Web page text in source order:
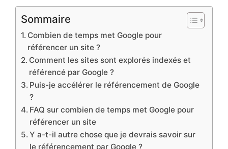
Sommaire
Combien de temps met Google pour
référencer un site ?
Comment les sites sont explorés indexés et
référencé par Google ?
Puis-je accélérer le référencement de Google
?
FAQ sur combien de temps met Google pour
référencer un site
Y a-t-il autre chose que je devrais savoir sur
le référencement par Google ?